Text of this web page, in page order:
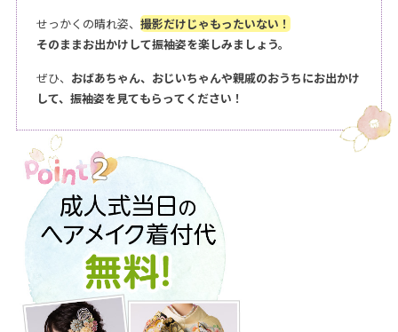
せっかくの晴れ姿、撮影だけじゃもったいない！
そのままお出かけして振袖姿を楽しみましょう。
ぜひ、 おばあちゃん、おじいちゃんや親戚のおうちにお出かけ
して、振袖姿を見てもらってください！